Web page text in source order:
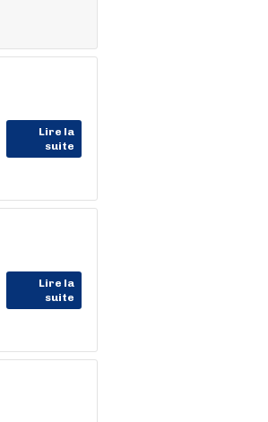
Lire la
suite
Lire la
suite